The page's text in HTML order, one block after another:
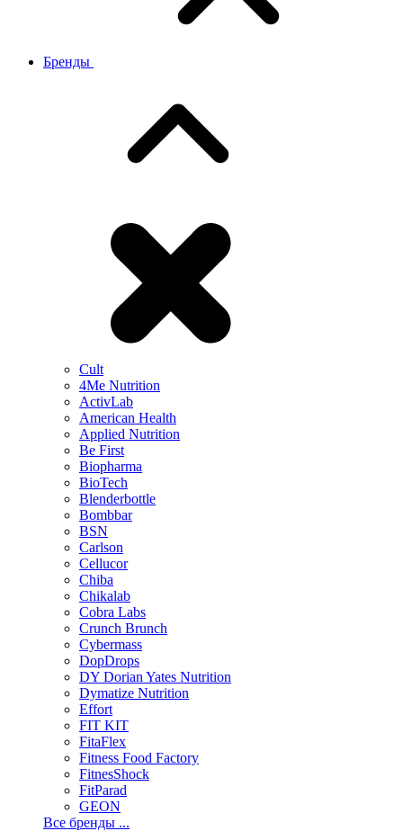
Бренды
Cult
4Me Nutrition
ActivLab
American Health
Applied Nutrition
Be First
Biopharma
BioTech
Blenderbottle
Bombbar
BSN
Carlson
Cellucor
Chiba
Chikalab
Cobra Labs
Crunch Brunch
Cybermass
DopDrops
DY Dorian Yates Nutrition
Dymatize Nutrition
Effort
FIT KIT
FitaFlex
Fitness Food Factory
FitnesShock
FitParad
GEON
Все бренды ...